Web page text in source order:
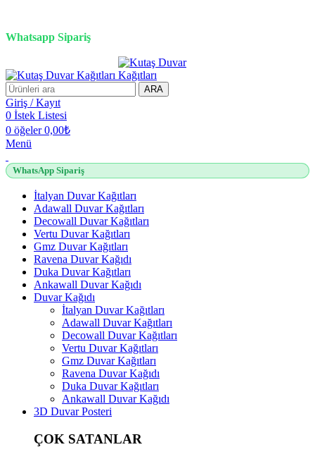
Whatsapp Sipariş
ARA
Giriş / Kayıt
0 İstek Listesi
0 öğeler 0,00₺
Menü
WhatsApp Sipariş
İtalyan Duvar Kağıtları
Adawall Duvar Kağıtları
Decowall Duvar Kağıtları
Vertu Duvar Kağıtları
Gmz Duvar Kağıtları
Ravena Duvar Kağıdı
Duka Duvar Kağıtları
Ankawall Duvar Kağıdı
Duvar Kağıdı
İtalyan Duvar Kağıtları
Adawall Duvar Kağıtları
Decowall Duvar Kağıtları
Vertu Duvar Kağıtları
Gmz Duvar Kağıtları
Ravena Duvar Kağıdı
Duka Duvar Kağıtları
Ankawall Duvar Kağıdı
3D Duvar Posteri
ÇOK SATANLAR